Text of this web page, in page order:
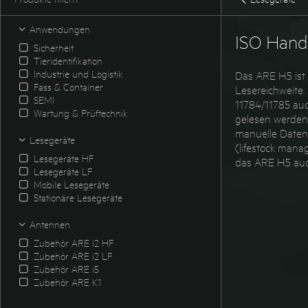
Anwendungen
Sicherheit
Tieridentifikation
Industrie und Logistik
Fass & Container
SEMI
Wartung & Prüftechnik
Lesegeräte
Lesegeräte HF
Lesegeräte LF
Mobile Lesegeräte
Stationäre Lesegeräte
Antennen
Zubehör ARE i2 HF
Zubehör ARE i2 LF
Zubehör ARE i5
Zubehör ARE K1
ISO
Das ARE H5
11784/11785
gelesen
manuelle
(lifestock
das ARE H5